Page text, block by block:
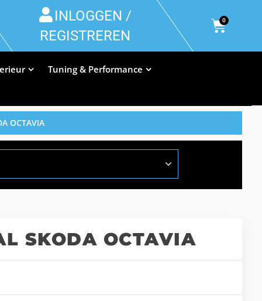
INLOGGEN /
REGISTREREN
0
Tuning & Performance
OCTAVIA
SKODA OCTAVIA